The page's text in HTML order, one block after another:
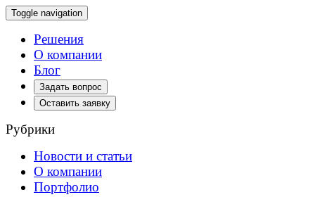
Toggle navigation
Решения
О компании
Блог
Задать вопрос
Оставить заявку
Рубрики
Новости и статьи
О компании
Портфолио